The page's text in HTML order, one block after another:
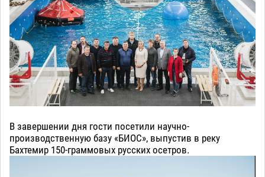
В завершении дня гости посетили научно-
производственную базу «БИОС», выпустив в реку
Бахтемир 150-граммовых русских осетров.